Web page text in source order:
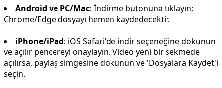
Android ve PC/Mac: İndirme butonuna tıklayın;
Chrome/Edge dosyayı hemen kaydedecektir.
iPhone/iPad: iOS Safari'de indir seçeneğine dokunun
ve açılır pencereyi onaylayın. Video yeni bir sekmede
açılırsa, paylaş simgesine dokunun ve 'Dosyalara Kaydet'i
seçin.